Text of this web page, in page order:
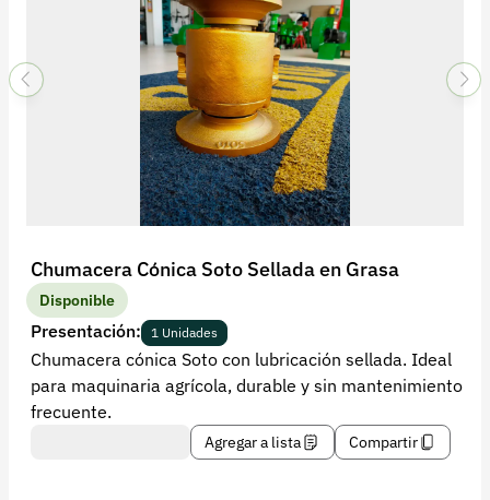
Chumacera Cónica Soto Sellada en Grasa
Disponible
Presentación: 1 Unidades
Chumacera cónica Soto con lubricación sellada. Ideal
para maquinaria agrícola, durable y sin mantenimiento
frecuente.
Agregar a lista Compartir
Términos y condiciones
Política de devoluciones
Política de privacidad
Recuperar contraseña
Contacto
Soporte
+57 323 2931928